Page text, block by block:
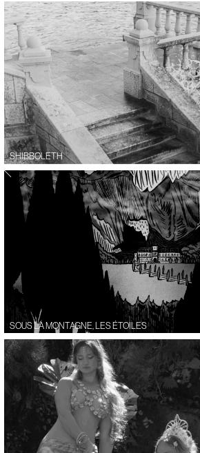
SHIBBOLETH
SOUS LA MONTAGNE, LES ÉTOILES